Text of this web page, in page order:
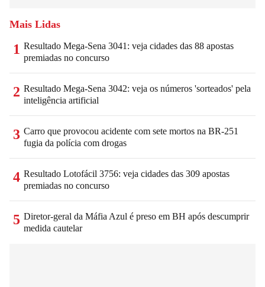
Mais Lidas
1 Resultado Mega-Sena 3041: veja cidades das 88 apostas
premiadas no concurso
2 Resultado Mega-Sena 3042: veja os números 'sorteados' pela
inteligência artificial
3 Carro que provocou acidente com sete mortos na BR-251
fugia da polícia com drogas
4 Resultado Lotofácil 3756: veja cidades das 309 apostas
premiadas no concurso
5 Diretor-geral da Máfia Azul é preso em BH após descumprir
medida cautelar